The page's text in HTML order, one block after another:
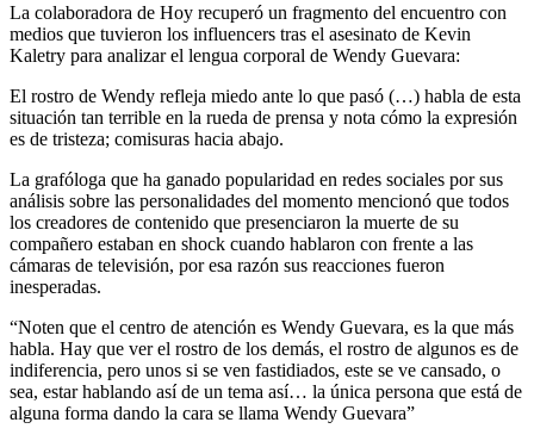
La colaboradora de Hoy recuperó un fragmento del encuentro con
medios que tuvieron los influencers tras el asesinato de Kevin
Kaletry para analizar el lengua corporal de Wendy Guevara:
El rostro de Wendy refleja miedo ante lo que pasó (…) habla de esta
situación tan terrible en la rueda de prensa y nota cómo la expresión
es de tristeza; comisuras hacia abajo.
La grafóloga que ha ganado popularidad en redes sociales por sus
análisis sobre las personalidades del momento mencionó que todos
los creadores de contenido que presenciaron la muerte de su
compañero estaban en shock cuando hablaron con frente a las
cámaras de televisión, por esa razón sus reacciones fueron
inesperadas.
“Noten que el centro de atención es Wendy Guevara, es la que más
habla. Hay que ver el rostro de los demás, el rostro de algunos es de
indiferencia, pero unos si se ven fastidiados, este se ve cansado, o
sea, estar hablando así de un tema así… la única persona que está de
alguna forma dando la cara se llama Wendy Guevara”